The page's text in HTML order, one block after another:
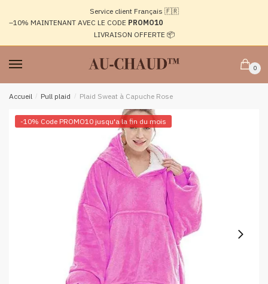
navigation
Service client Français 🇫🇷
–10% MAINTENANT AVEC LE CODE PROMO10
LIVRAISON OFFERTE 📦
0
Accueil / Pull plaid / Plaid Sweat à Capuche Rose
-10% Code PROMO10 jusqu'a la fin du mois